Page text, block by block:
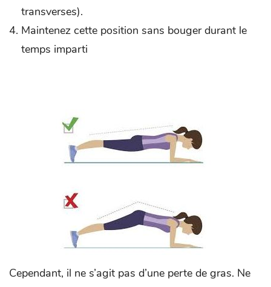
transverses).
Maintenez cette position sans bouger durant le
temps imparti
Cependant, il ne s’agit pas d’une perte de gras. Ne